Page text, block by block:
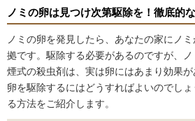
ノミの卵は見つけ次第駆除を！徹底的
ノミの卵を発見したら、あなたの家にノ
拠です。駆除する必要があるのですが、
煙式の殺虫剤は、実は卵にはあまり効果
卵を駆除するにはどうすればよいのでし
る方法をご紹介します。